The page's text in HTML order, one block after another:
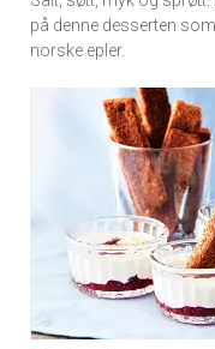
på denne desserten
norske epler.